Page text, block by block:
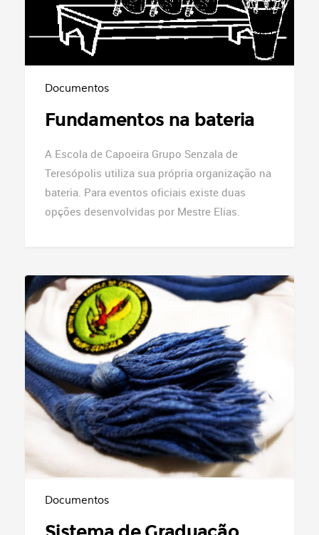
Documentos
Fundamentos na bateria
A Escola de Capoeira Grupo Senzala de
Teresópolis utiliza sua própria organização na
bateria. Para eventos oficiais existe duas
opções desenvolvidas por Mestre Elias.
Documentos